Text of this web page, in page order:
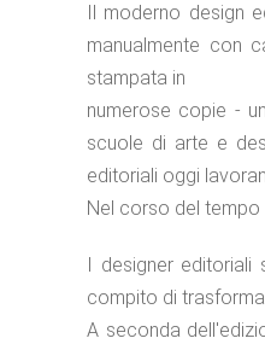
Il moderno design
manualmente con
stampata in
numerose copie -
scuole di arte e
editoriali oggi
Nel corso del
I designer editoriali
compito di
A seconda